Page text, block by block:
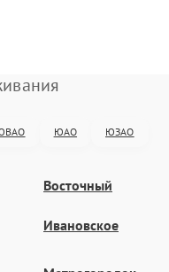
ЮАО ЮЗАО
Восточный
Ивановское